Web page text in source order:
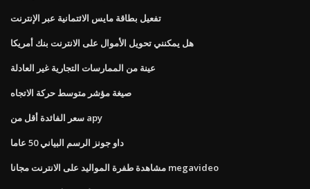
تفعيل بطاقة مايس الائتمانية عبر الإنترنت
هل يمكنني تحويل الأموال على الانترنت بنك أمريكا
عينة من الممارسات التجارية غير العادلة
صيغة مؤشر متوسط ​​حركة الاتجاه
سعر الفائدة أقل من apy
داو جونز الرسم البياني 50 عاما
مشاهدة طفرة المواليد على الانترنت مجانا megavideo